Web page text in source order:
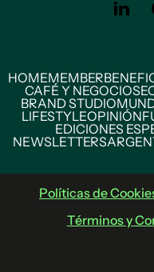
HOMEMEMBER
CAFÉ Y NEGOCIOS
BRAND STUDIO
LIFESTYLEOPINIÓN
EDICIONES
NEWSLETTERS
Políticas de
Términos y